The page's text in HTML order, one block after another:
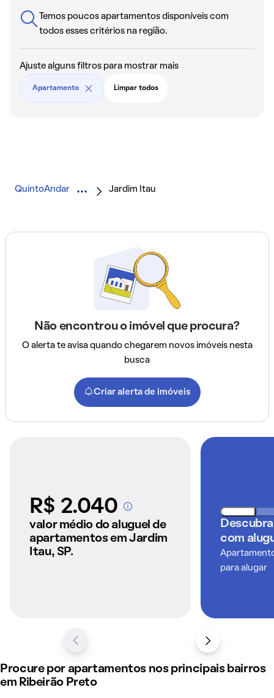
Temos poucos apartamentos disponíveis com
todos esses critérios na região.
Ajuste alguns filtros para mostrar mais
Apartamento Limpar todos
QuintoAndar Jardim Itau
Não encontrou o imóvel que procura?
O alerta te avisa quando chegarem novos imóveis nesta
busca
Criar alerta de imóveis
R$ 2.040A partir dos imóveis
anunciados pelo
QuintoAndar
valor médio do aluguel de
apartamentos em Jardim
Itau, SP.
com
para alugar
Procure por apartamentos nos principais bairros
em Ribeirão Preto